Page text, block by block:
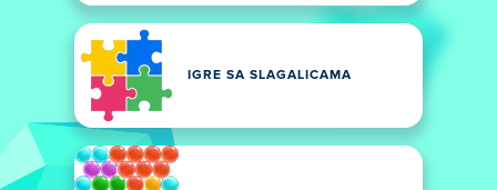
IGRE SA SLAGALICAMA